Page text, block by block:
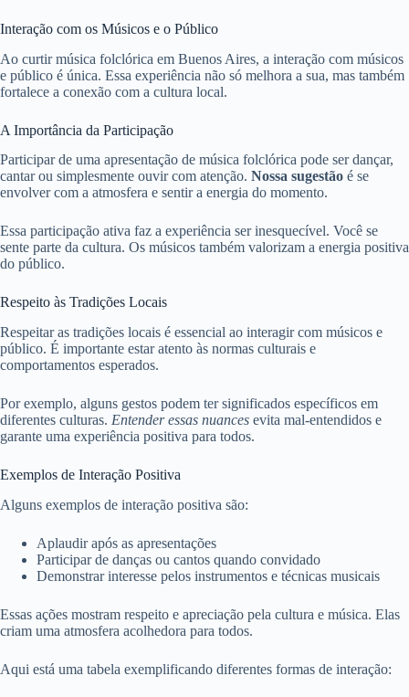
Interação com os Músicos e o Público
Ao curtir música folclórica em Buenos Aires, a interação com músicos
e público é única. Essa experiência não só melhora a sua, mas também
fortalece a conexão com a cultura local.
A Importância da Participação
Participar de uma apresentação de música folclórica pode ser dançar,
cantar ou simplesmente ouvir com atenção. Nossa sugestão é se
envolver com a atmosfera e sentir a energia do momento.
Essa participação ativa faz a experiência ser inesquecível. Você se
sente parte da cultura. Os músicos também valorizam a energia positiva
do público.
Respeito às Tradições Locais
Respeitar as tradições locais é essencial ao interagir com músicos e
público. É importante estar atento às normas culturais e
comportamentos esperados.
Por exemplo, alguns gestos podem ter significados específicos em
diferentes culturas. Entender essas nuances evita mal-entendidos e
garante uma experiência positiva para todos.
Exemplos de Interação Positiva
Alguns exemplos de interação positiva são:
Aplaudir após as apresentações
Participar de danças ou cantos quando convidado
Demonstrar interesse pelos instrumentos e técnicas musicais
Essas ações mostram respeito e apreciação pela cultura e música. Elas
criam uma atmosfera acolhedora para todos.
Aqui está uma tabela exemplificando diferentes formas de interação: